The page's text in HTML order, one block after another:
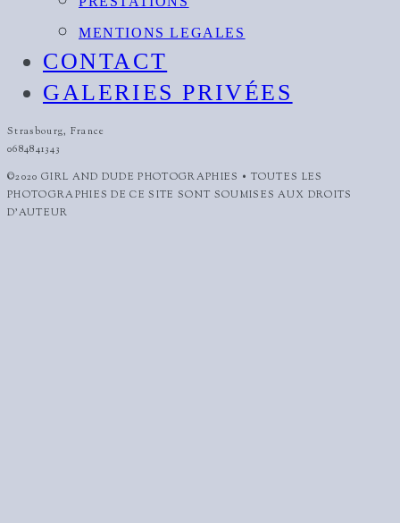
MENTIONS LEGALES
CONTACT
GALERIES PRIVÉES
Strasbourg, France
0684841343
©2020 GIRL AND DUDE PHOTOGRAPHIES • TOUTES LES
PHOTOGRAPHIES DE CE SITE SONT SOUMISES AUX DROITS
D'AUTEUR